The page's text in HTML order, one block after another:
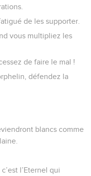
de les supporter.
vous multipliez les
de faire le mal !
défendez la
blancs comme
l’Eternel qui